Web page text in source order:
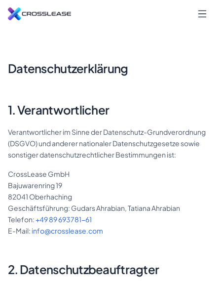
Datenschutzerklärung
1. Verantwortlicher
Verantwortlicher im Sinne der Datenschutz-Grundverordnung
(DSGVO) und anderer nationaler Datenschutzgesetze sowie
sonstiger datenschutzrechtlicher Bestimmungen ist:
CrossLease GmbH
Bajuwarenring 19
82041 Oberhaching
Geschäftsführung: Gudars Ahrabian, Tatiana Ahrabian
Telefon:+49 89 693781-61
E-Mail: info@crosslease.com
2. Datenschutzbeauftragter